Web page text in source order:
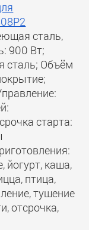
сталь,
900 Вт;
сталь; Объём
старта:
йогурт, каша,
птица,
тушение
отсрочка,